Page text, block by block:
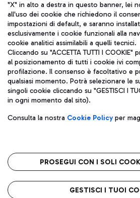
Aeroporti di Roma S.p.A. - Società
coordinamento di Mundys S.p.A.
Codice fiscale e Registro delle Imprese di
IVA 06572251004
Capitale sociale 62.224.743,00 int. vers.
Sede legale: Via Pier Paolo Racchetti 1 -
telefono +39 06 65951
Privacy policy
Note
Roma FCO
L'aeroporto
"X" in alto a destra in questo banner, lei
all'uso dei cookie che richiedono il
impostazioni di default, e saranno
esclusivamente i cookie funzionali alla
cookie analitici assimilabili a quelli tecnici.
Cliccando su "ACCETTA TUTTI I
al posizionamento di tutti i cookie ivi
profilazione. Il consenso è facoltativo e
qualsiasi momento. Potrà selezionare le
singoli cookie cliccando su "GESTISCI I
in ogni momento dal sito).
Consulta la nostra Cookie Policyper
PROSEGUI CON I SOLI
GESTISCI I TUOI